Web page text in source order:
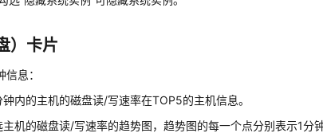
）卡片
息：
内的主机的磁盘读/写速率在TOP5的主机信息。
机的磁盘读/写速率的趋势图，趋势图的每一个点分别表示1分